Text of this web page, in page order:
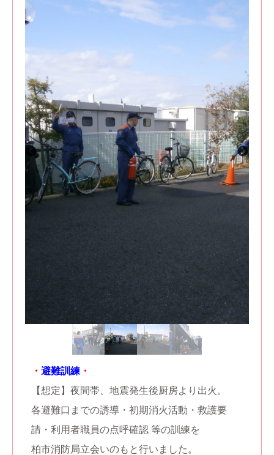
・ 避難訓練 ・
【想定】夜間帯、地震発生後厨房より出火。
各避難口までの誘導・初期消火活動・救護要
請・利用者職員の点呼確認 等の訓練を
柏市消防局立会いのもと行いました。